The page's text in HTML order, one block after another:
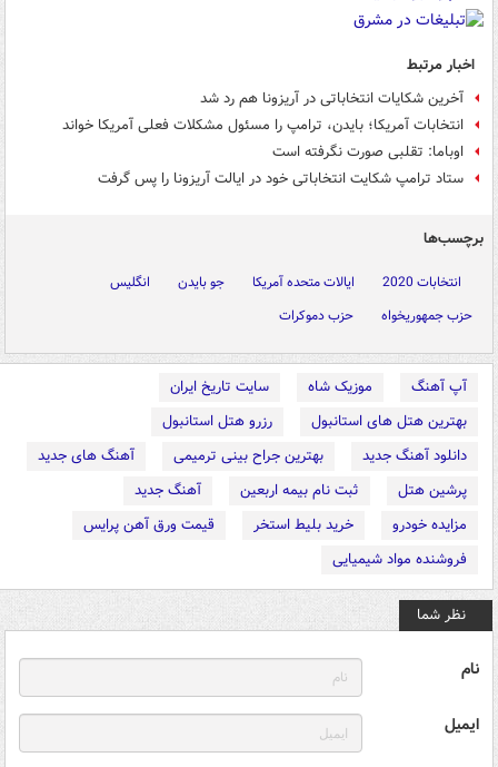
اخبار مرتبط
آخرین شکایات انتخاباتی در آریزونا هم رد شد
انتخابات آمریکا؛ بایدن، ترامپ را مسئول مشکلات فعلی آمریکا خواند
اوباما: تقلبی صورت نگرفته است
ستاد ترامپ شکایت انتخاباتی خود در ایالت آریزونا را پس گرفت
برچسب‌ها
انتخابات 2020 ایالات متحده آمریکا جو بایدن
انگلیس
حزب جمهوریخواه
حزب دموکرات
آپ آهنگ موزیک شاه
سایت تاریخ ایران
بهترین هتل های استانبول
رزرو هتل استانبول
دانلود آهنگ جدید
بهترین جراح بینی ترمیمی
آهنگ های جدید
پرشین هتل
ثبت نام بیمه اربعین
آهنگ جدید
مزایده خودرو
خرید بلیط استخر
قیمت ورق آهن پرایس
فروشنده مواد شیمیایی
نظر شما
نام
ایمیل